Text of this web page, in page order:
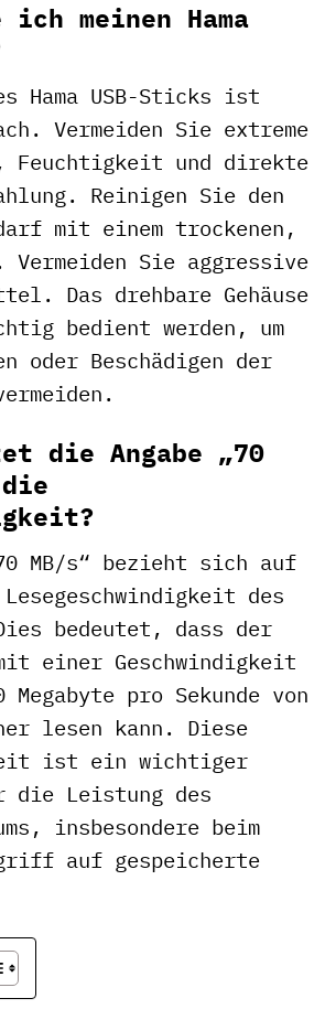
meinen Hama
Hama USB-Sticks ist
Vermeiden Sie extreme
Feuchtigkeit und direkte
Reinigen Sie den
mit einem trockenen,
Vermeiden Sie aggressive
Das drehbare Gehäuse
bedient werden, um
oder Beschädigen der
die Angabe „70
MB/s“ bezieht sich auf
des
bedeutet, dass der
einer Geschwindigkeit
pro Sekunde von
lesen kann. Diese
ist ein wichtiger
Leistung des
insbesondere beim
auf gespeicherte